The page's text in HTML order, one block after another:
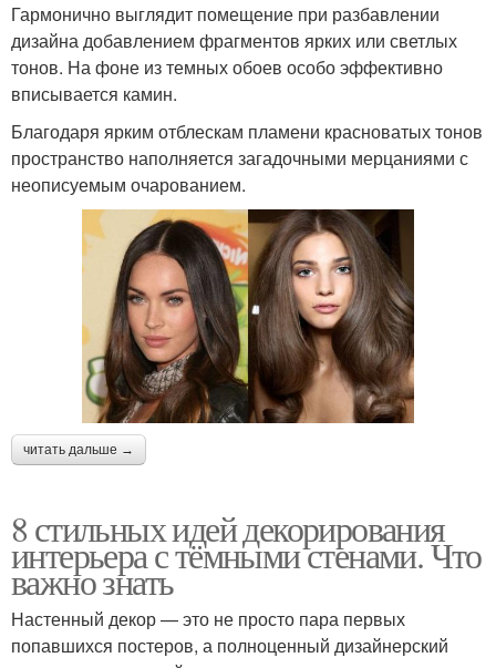
Гармонично выглядит помещение при разбавлении
дизайна добавлением фрагментов ярких или светлых
тонов. На фоне из темных обоев особо эффективно
вписывается камин.
Благодаря ярким отблескам пламени красноватых тонов
пространство наполняется загадочными мерцаниями с
неописуемым очарованием.
читать дальше →
8 стильных идей декорирования
интерьера с тёмными стенами. Что
важно знать
Настенный декор — это не просто пара первых
попавшихся постеров, а полноценный дизайнерский